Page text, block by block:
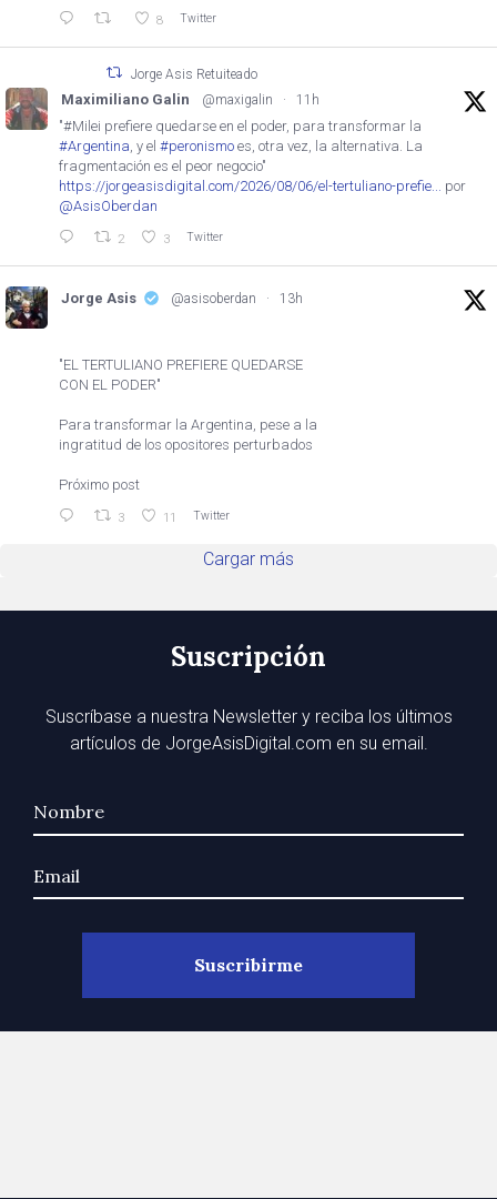
8 Twitter
Jorge Asis Retuiteado
Maximiliano Galin @maxigalin · 11h
"#Milei prefiere quedarse en el poder, para transformar la
#Argentina , y el #peronismo es, otra vez, la alternativa. La
fragmentación es el peor negocio"
https://jorgeasisdigital.com/2026/08/06/el-tertuliano-prefie...
por
@AsisOberdan
2 3 Twitter
Jorge Asis @asisoberdan · 13h
"EL TERTULIANO PREFIERE QUEDARSE
CON EL PODER"
Para transformar la Argentina, pese a la
ingratitud de los opositores perturbados
Próximo post
3 11 Twitter
Cargar más
Suscripción
Suscríbase a nuestra Newsletter y reciba los últimos
artículos de JorgeAsisDigital.com en su email.